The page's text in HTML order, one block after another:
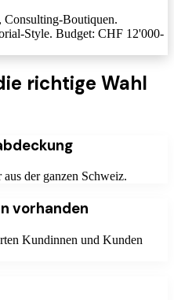
Consulting-Boutiquen.
Style. Budget: CHF 12'000-
richtige Wahl
der ganzen Schweiz.
vorhanden
Kundinnen und Kunden